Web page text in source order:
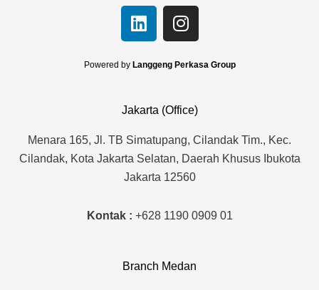
L
i
n
k
d
i
n
I
n
s
t
g
r
a
m
Powered by Langgeng Perkasa Group
Jakarta (Office)
Menara 165, Jl. TB Simatupang, Cilandak Tim., Kec.
Cilandak, Kota Jakarta Selatan, Daerah Khusus Ibukota
Jakarta 12560
Kontak : +628 1190 0909 01
Branch Medan